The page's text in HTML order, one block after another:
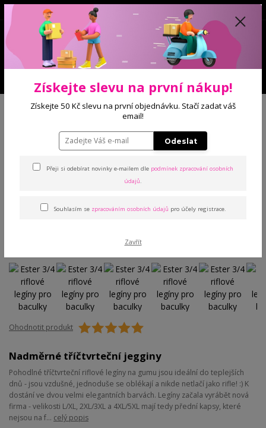
0 Kč
Kalhoty a legíny Džínové legíny
Ester 3/4 riflové legíny pro
baculky
Ohodnotit produkt
Nadměrné tříčtvrteční jegginy
Pohodlné tříčtvrteční riflové legíny na gumu jsou ideální do teplejších
dnů - jsou vzdušné, jednoduše se oblékají a nikde netlačí jako rifle! :) K
dostání ve dvou velmi elegantních barvách. Legíny začala vyrábět nová
firma - velikosti L/XL, 2XL/3XL a 4XL/5XL mají tedy přední kapsy, které
nejsou na f... celý popis
Získejte slevu na první nákup!
Získejte 50 Kč slevu na první objednávku. Stačí zadat váš
email!
Odeslat
Přeji si odebírat novinky e-mailem dle podmínek zpracování osobních
údajů.
Souhlasím se zpracováním osobních údajů pro účely registrace.
Zavřít